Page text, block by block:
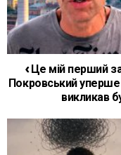
«Це мій перший
Покровський уперше
викликав